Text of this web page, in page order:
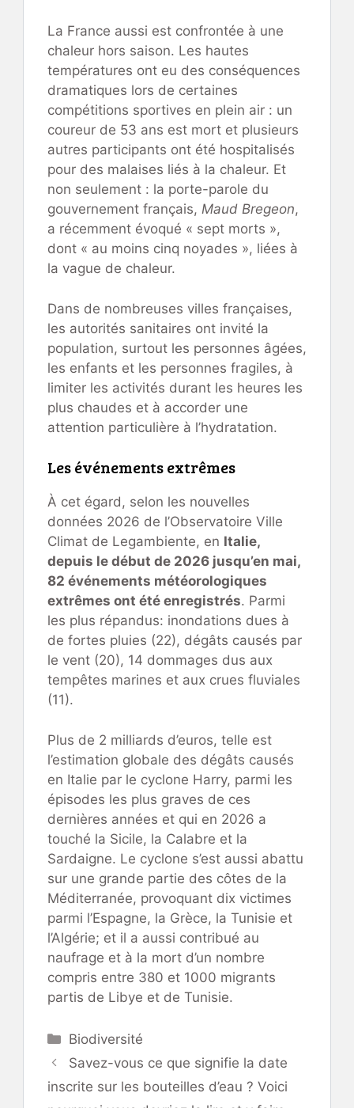
La France aussi est confrontée à une
chaleur hors saison. Les hautes
températures ont eu des conséquences
dramatiques lors de certaines
compétitions sportives en plein air : un
coureur de 53 ans est mort et plusieurs
autres participants ont été hospitalisés
pour des malaises liés à la chaleur. Et
non seulement : la porte-parole du
gouvernement français, Maud Bregeon,
a récemment évoqué « sept morts »,
dont « au moins cinq noyades », liées à
la vague de chaleur.
Dans de nombreuses villes françaises,
les autorités sanitaires ont invité la
population, surtout les personnes âgées,
les enfants et les personnes fragiles, à
limiter les activités durant les heures les
plus chaudes et à accorder une
attention particulière à l’hydratation.
Les événements extrêmes
À cet égard, selon les nouvelles
données 2026 de l’Observatoire Ville
Climat de Legambiente, en Italie,
depuis le début de 2026 jusqu’en mai,
82 événements météorologiques
extrêmes ont été enregistrés. Parmi
les plus répandus: inondations dues à
de fortes pluies (22), dégâts causés par
le vent (20), 14 dommages dus aux
tempêtes marines et aux crues fluviales
(11).
Plus de 2 milliards d’euros, telle est
l’estimation globale des dégâts causés
en Italie par le cyclone Harry, parmi les
épisodes les plus graves de ces
dernières années et qui en 2026 a
touché la Sicile, la Calabre et la
Sardaigne. Le cyclone s’est aussi abattu
sur une grande partie des côtes de la
Méditerranée, provoquant dix victimes
parmi l’Espagne, la Grèce, la Tunisie et
l’Algérie; et il a aussi contribué au
naufrage et à la mort d’un nombre
compris entre 380 et 1000 migrants
partis de Libye et de Tunisie.
Catégories
Biodiversité
Savez-vous ce que signifie la date
inscrite sur les bouteilles d’eau ? Voici